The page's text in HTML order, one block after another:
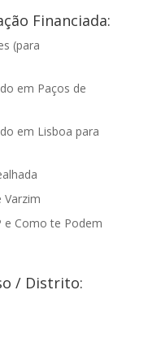
Financiada:
(para
em Paços de
em Lisboa para
Varzim
e Como te Podem
/ Distrito: